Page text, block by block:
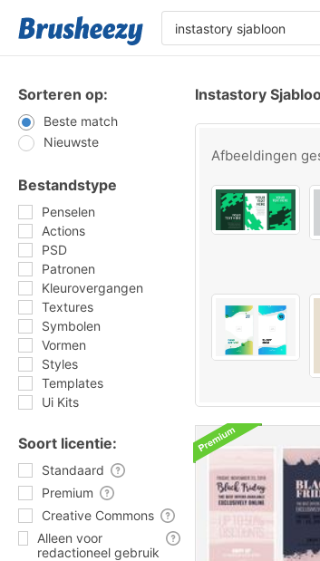
Sorteren op:
Beste match
Nieuwste
Bestandstype
Penselen
Actions
PSD
Patronen
Kleurovergangen
Textures
Symbolen
Vormen
Styles
Templates
Ui Kits
Soort licentie:
Standaard
Premium
Creative Commons
Alleen voor
redactioneel gebruik
Instastory
Afbeeldingen